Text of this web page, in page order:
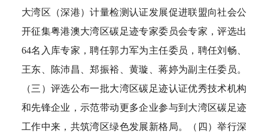
大湾区（深港）计量检测认证发展促进联盟向社会公
开征集粤港澳大湾区碳足迹专家委员会专家，评选出
64名入库专家，聘任郭力军为主任委员，聘任刘畅、
王东、陈沛昌、郑振裕、黄璇、蒋婷为副主任委员。
（三）评选公布一批大湾区碳足迹认证优秀技术机构
和先锋企业，示范带动更多企业参与到大湾区碳足迹
工作中来，共筑湾区绿色发展新格局。（四）举行深